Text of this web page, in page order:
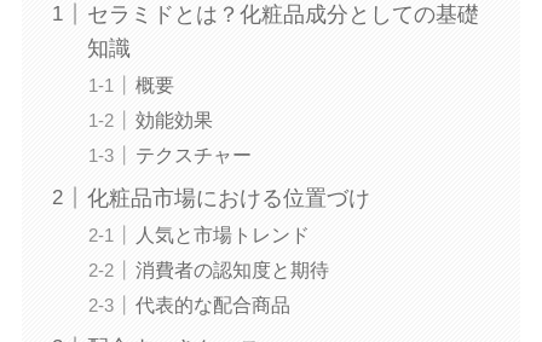
セラミドとは？化粧品成分としての基礎
知識
概要
効能効果
テクスチャー
化粧品市場における位置づけ
人気と市場トレンド
消費者の認知度と期待
代表的な配合商品